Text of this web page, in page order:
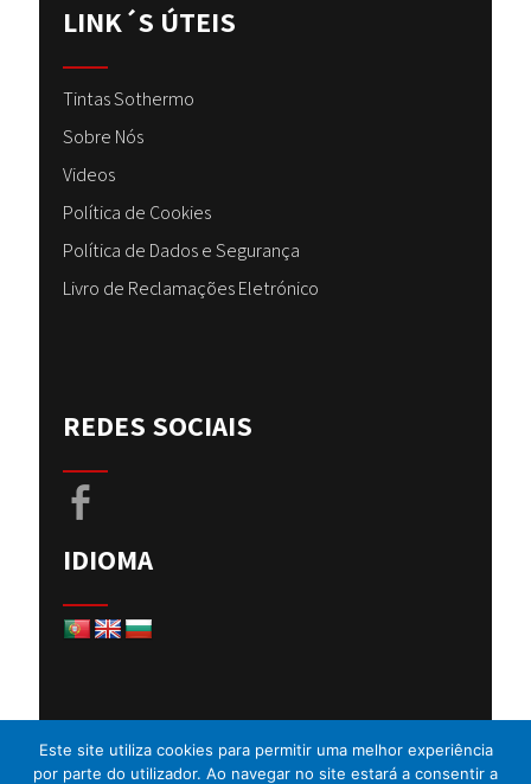
LINK´S ÚTEIS
Tintas Sothermo
Sobre Nós
Videos
Política de Cookies
Política de Dados e Segurança
Livro de Reclamações Eletrónico
REDES SOCIAIS
IDIOMA
Este site utiliza cookies para permitir uma melhor experiência
por parte do utilizador. Ao navegar no site estará a consentir a